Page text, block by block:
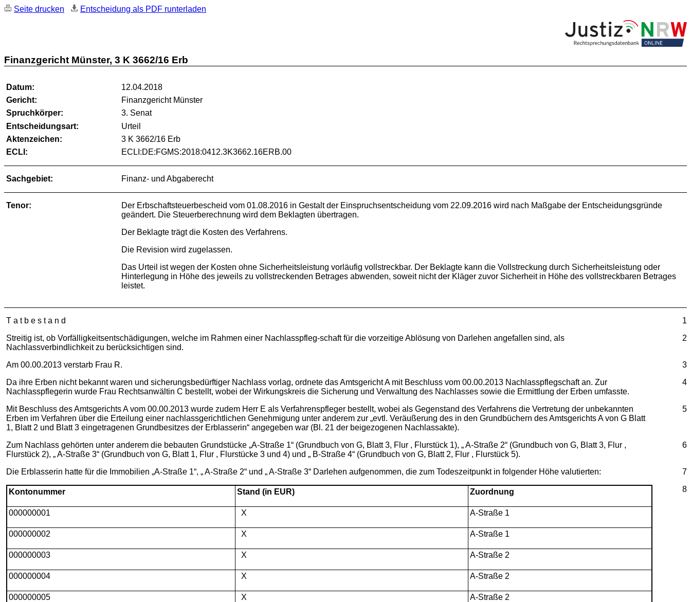
Seite drucken Entscheidung als PDF runterladen
Finanzgericht Münster, 3 K 3662/16 Erb
Datum:
12.04.2018
Gericht:
Finanzgericht Münster
Spruchkörper:
3. Senat
Entscheidungsart:
Urteil
Aktenzeichen:
3 K 3662/16 Erb
ECLI:
ECLI:DE:FGMS:2018:0412.3K3662.16ERB.00
Sachgebiet: Finanz- und Abgaberecht
Tenor:
Der Erbschaftsteuerbescheid vom 01.08.2016 in Gestalt der Einspruchsentscheidung vom 22.09.2016 wird nach Maßgabe der Entscheidungsgründe
geändert. Die Steuerberechnung wird dem Beklagten übertragen.
Der Beklagte trägt die Kosten des Verfahrens.
Die Revision wird zugelassen.
Das Urteil ist wegen der Kosten ohne Sicherheitsleistung vorläufig vollstreckbar. Der Beklagte kann die Vollstreckung durch Sicherheitsleistung oder
Hinterlegung in Höhe des jeweils zu vollstreckenden Betrages abwenden, soweit nicht der Kläger zuvor Sicherheit in Höhe des vollstreckbaren Betrages
leistet.
1
T a t b e s t a n d
2
Streitig ist, ob Vorfälligkeitsentschädigungen, welche im Rahmen einer Nachlasspfleg-schaft für die vorzeitige Ablösung von Darlehen angefallen sind, als
Nachlassverbindlichkeit zu berücksichtigen sind.
3
Am 00.00.2013 verstarb Frau R.
4
Da ihre Erben nicht bekannt waren und sicherungsbedürftiger Nachlass vorlag, ordnete das Amtsgericht A mit Beschluss vom 00.00.2013 Nachlasspflegschaft an. Zur
Nachlasspflegerin wurde Frau Rechtsanwältin C bestellt, wobei der Wirkungskreis die Sicherung und Verwaltung des Nachlasses sowie die Ermittlung der Erben umfasste.
5
Mit Beschluss des Amtsgerichts A vom 00.00.2013 wurde zudem Herr E als Verfahrenspfleger bestellt, wobei als Gegenstand des Verfahrens die Vertretung der unbekannten
Erben im Verfahren über die Erteilung einer nachlassgerichtlichen Genehmigung unter anderem zur „evtl. Veräußerung des in den Grundbüchern des Amtsgerichts A von G Blatt
1, Blatt 2 und Blatt 3 eingetragenen Grundbesitzes der Erblasserin“ angegeben war (Bl. 21 der beigezogenen Nachlassakte).
6
Zum Nachlass gehörten unter anderem die bebauten Grundstücke „A-Straße 1“ (Grundbuch von G, Blatt 3, Flur , Flurstück 1), „ A-Straße 2“ (Grundbuch von G, Blatt 3, Flur ,
Flurstück 2), „ A-Straße 3“ (Grundbuch von G, Blatt 1, Flur , Flurstücke 3 und 4) und „ B-Straße 4“ (Grundbuch von G, Blatt 2, Flur , Flurstück 5).
7
Die Erblasserin hatte für die Immobilien „A-Straße 1“, „ A-Straße 2“ und „ A-Straße 3“ Darlehen aufgenommen, die zum Todeszeitpunkt in folgender Höhe valutierten:
8
Kontonummer Stand (in EUR) Zuordnung
000000001 X A-Straße 1
000000002 X A-Straße 1
000000003 X A-Straße 2
000000004 X A-Straße 2
000000005 X A-Straße 2